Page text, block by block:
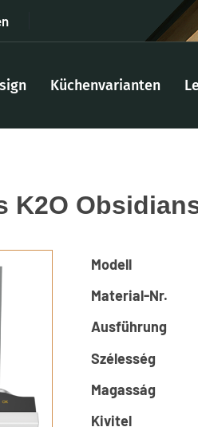
Küchenvarianten
K2O
Modell
Material-Nr.
Ausführung
Szélesség
Magasság
Kivitel